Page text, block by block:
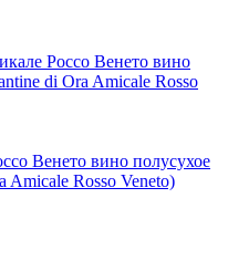
Венето вино полусухое
Amicale Rosso Veneto)